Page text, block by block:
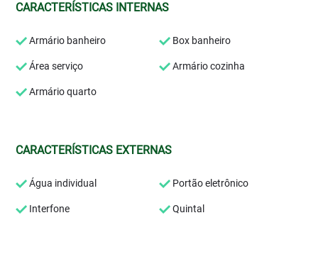
CARACTERÍSTICAS INTERNAS
Armário banheiro Box banheiro
Área serviço Armário cozinha
Armário quarto
CARACTERÍSTICAS EXTERNAS
Água individual Portão eletrônico
Interfone Quintal